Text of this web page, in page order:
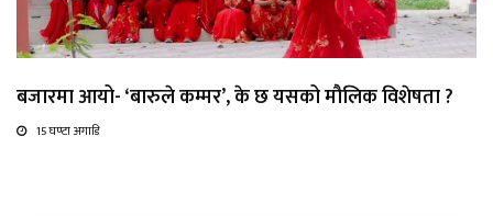
बजारमा आयो- ‘बारुले कम्मर’, के छ यसको मौलिक विशेषता ?
15 घण्टा अगाडि